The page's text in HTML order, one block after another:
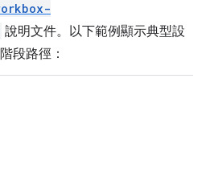
說明文件。以下範例顯示典型設
段路徑：